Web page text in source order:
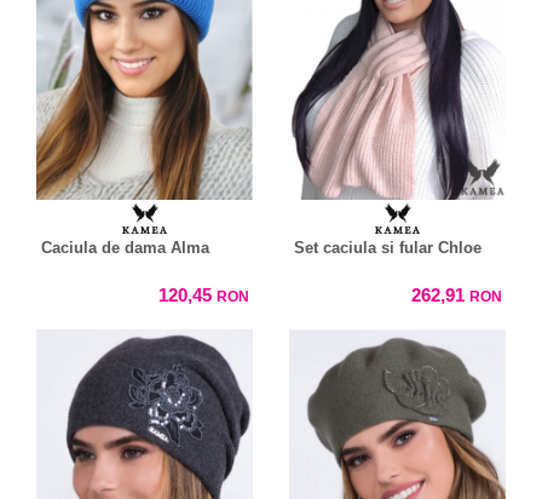
Caciula de dama Alma
120,45 RON
Set caciula si fular Chloe
262,91 RON